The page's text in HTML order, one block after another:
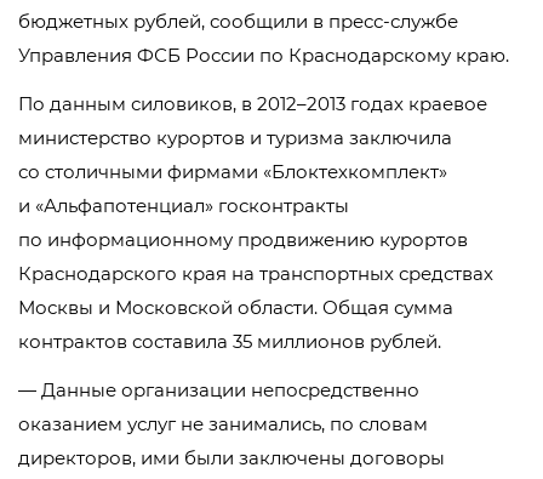
бюджетных рублей, сообщили в пресс-службе
Управления ФСБ России по Краснодарскому краю.
По данным силовиков, в 2012–2013 годах краевое
министерство курортов и туризма заключила
со столичными фирмами «Блоктехкомплект»
и «Альфапотенциал» госконтракты
по информационному продвижению курортов
Краснодарского края на транспортных средствах
Москвы и Московской области. Общая сумма
контрактов составила 35 миллионов рублей.
— Данные организации непосредственно
оказанием услуг не занимались, по словам
директоров, ими были заключены договоры